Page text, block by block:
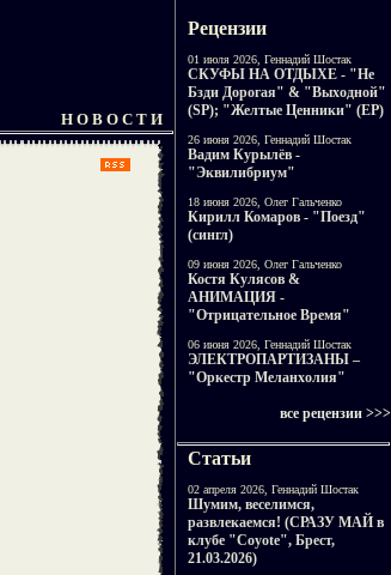
Н О В О С Т И
Рецензии
01 июля 2026, Геннадий Шостак
СКУФЫ НА ОТДЫХЕ - "Не
Бзди Дорогая" & "Выходной"
(SP); "Желтые Ценники" (EP)
26 июня 2026, Геннадий Шостак
Вадим Курылёв -
"Эквилибриум"
18 июня 2026, Олег Гальченко
Кирилл Комаров - "Поезд"
(сингл)
09 июня 2026, Олег Гальченко
Костя Кулясов &
АНИМАЦИЯ -
"Отрицательное Время"
06 июня 2026, Геннадий Шостак
ЭЛЕКТРОПАРТИЗАНЫ –
"Оркестр Меланхолия"
все рецензии >>>
Статьи
02 апреля 2026, Геннадий Шостак
Шумим, веселимся,
развлекаемся! (СРАЗУ МАЙ в
клубе "Coyote", Брест,
21.03.2026)